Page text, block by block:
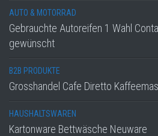
AUTO & MOTORRAD
Gebrauchte Autoreifen 1 Wahl
gewünscht
B2B PRODUKTE
Grosshandel Cafe Diretto
HAUSHALTSWAREN
Kartonware Bettwäsche Neuware